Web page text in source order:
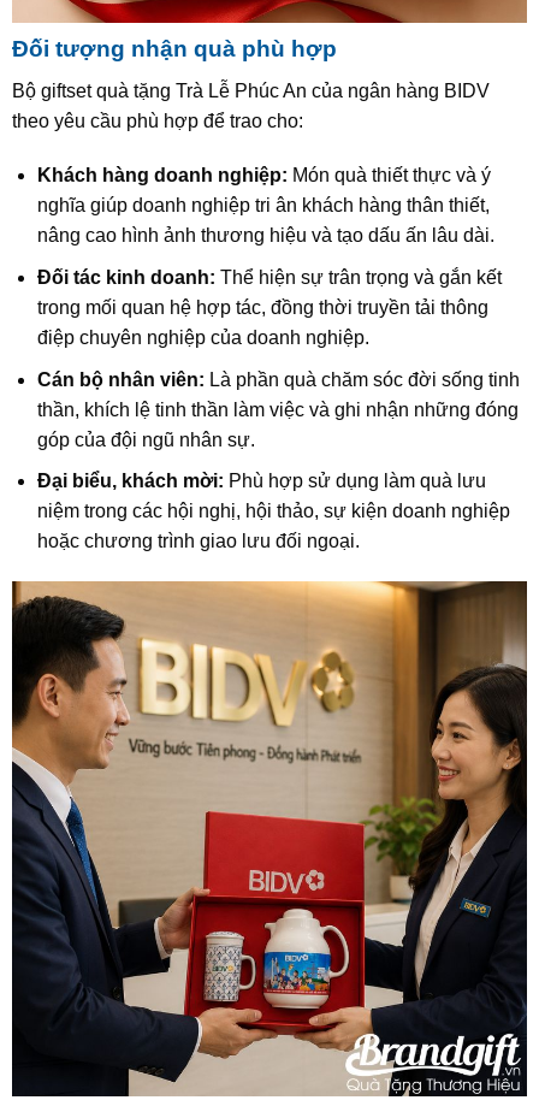
Đối tượng nhận quà phù hợp
Bộ giftset quà tặng Trà Lễ Phúc An của ngân hàng BIDV
theo yêu cầu phù hợp để trao cho:
Khách hàng doanh nghiệp: Món quà thiết thực và ý
nghĩa giúp doanh nghiệp tri ân khách hàng thân thiết,
nâng cao hình ảnh thương hiệu và tạo dấu ấn lâu dài.
Đối tác kinh doanh: Thể hiện sự trân trọng và gắn kết
trong mối quan hệ hợp tác, đồng thời truyền tải thông
điệp chuyên nghiệp của doanh nghiệp.
Cán bộ nhân viên: Là phần quà chăm sóc đời sống tinh
thần, khích lệ tinh thần làm việc và ghi nhận những đóng
góp của đội ngũ nhân sự.
Đại biểu, khách mời: Phù hợp sử dụng làm quà lưu
niệm trong các hội nghị, hội thảo, sự kiện doanh nghiệp
hoặc chương trình giao lưu đối ngoại.